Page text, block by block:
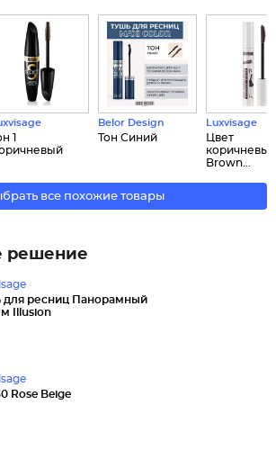
1
Belor Design
Тон Синий
Luxvisage
Цвет
коричневый
Brown...
все похожие товары
решение
для ресниц Панорамный
Illusion
Rose Beige